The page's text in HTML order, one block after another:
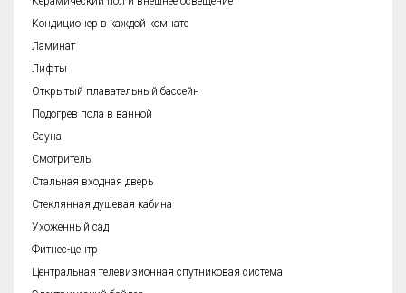
Кондиционер в каждой комнате
Ламинат
Лифты
Открытый плавательный бассейн
Подогрев пола в ванной
Сауна
Смотритель
Стальная входная дверь
Стеклянная душевая кабина
Ухоженный сад
Фитнес-центр
Центральная телевизионная спутниковая система